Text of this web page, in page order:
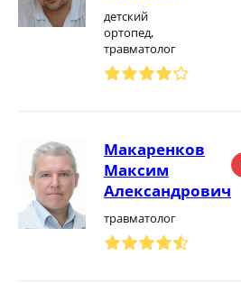
детский
ортопед,
травматолог
Макаренков
Максим
Александрович
травматолог